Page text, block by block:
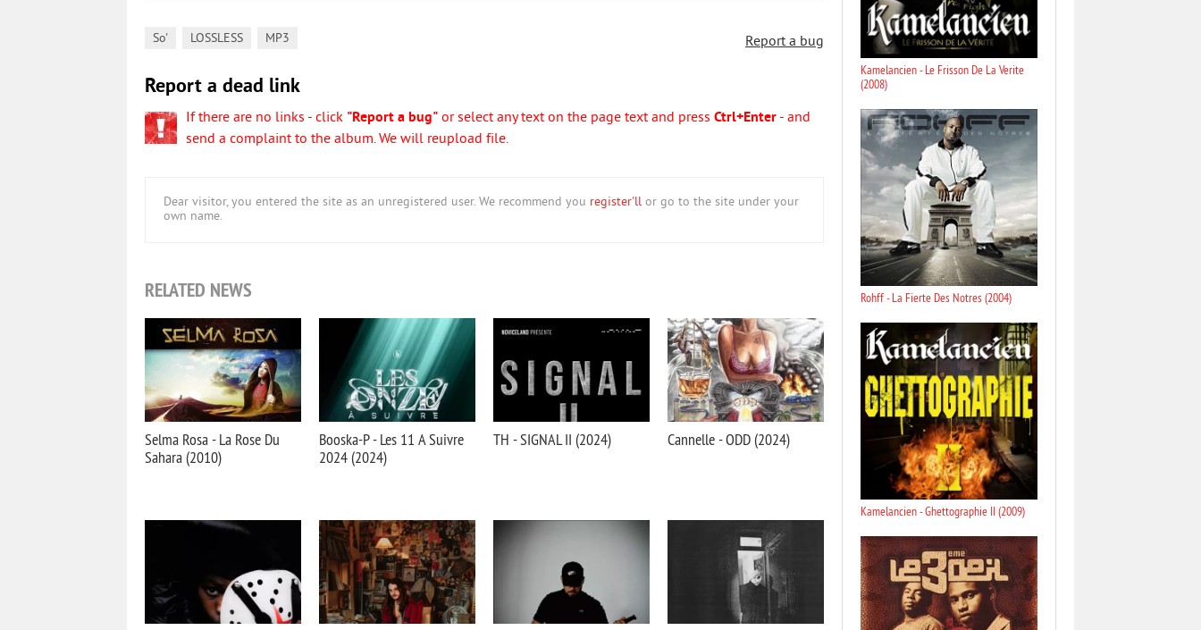
Report a bug
So' LOSSLESS MP3
Report a dead link
If there are no links - click "Report a bug" or select any text on the page text and press Ctrl+Enter - and
send a complaint to the album. We will reupload file.
Dear visitor, you entered the site as an unregistered user. We recommend you register'll or go to the site under your
own name.
RELATED NEWS
Selma Rosa - La Rose Du
Sahara (2010)
Booska-P - Les 11 A Suivre
2024 (2024)
TH - SIGNAL II (2024) Cannelle - ODD (2024)
Kamelancien - Le Frisson De La Verite
(2008)
Rohff - La Fierte Des Notres (2004)
Kamelancien - Ghettographie II (2009)